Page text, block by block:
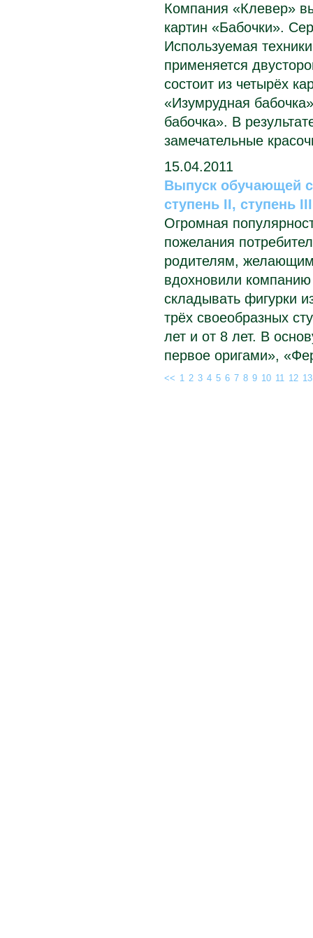
Компания «Клевер»
картин «Бабочки».
Используемая
применяется
состоит из четырёх
«Изумрудная
бабочка». В
замечательные
15.04.2011
Выпуск обучающей
ступень II, ступень III
Огромная
пожелания
родителям, желающим
вдохновили
складывать фигурки
трёх своеобразных
лет и от 8 лет. В
первое оригами»,
<< 1 2 3 4 5 6 7 8 9 10 11 12 13